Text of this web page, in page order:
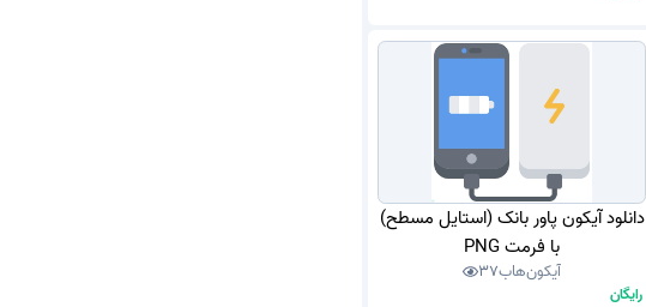
دانلود آیکون پاور بانک (استایل مسطح)
با فرمت PNG
آیکون‌هاب37
رایگان